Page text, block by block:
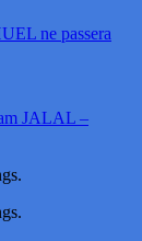
ne passera
JALAL –